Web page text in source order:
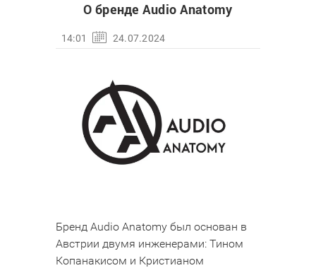
О бренде Audio Anatomy
14:01 24.07.2024
Бренд Audio Anatomy был основан в
Австрии двумя инженерами: Тином
Копанакисом и Кристианом